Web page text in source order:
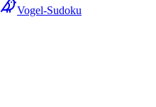
Vogel-Sudoku